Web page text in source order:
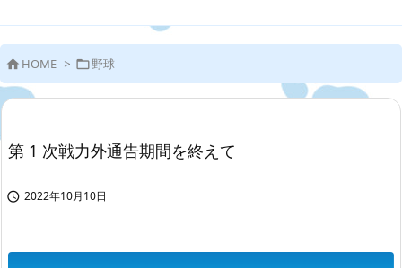
 HOME > 野球
第 1 次戦力外通告期間を終えて
 2022年10月10日